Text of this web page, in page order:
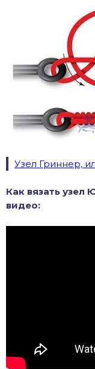
Узел Гриннер,
Как вязать узел
видео: